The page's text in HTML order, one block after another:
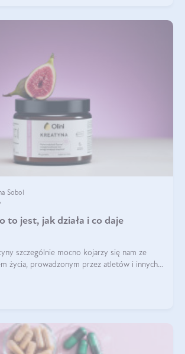
Sobol
to jest, jak działa i co daje
szczególnie mocno kojarzy się nam ze
życia, prowadzonym przez atletów i innych